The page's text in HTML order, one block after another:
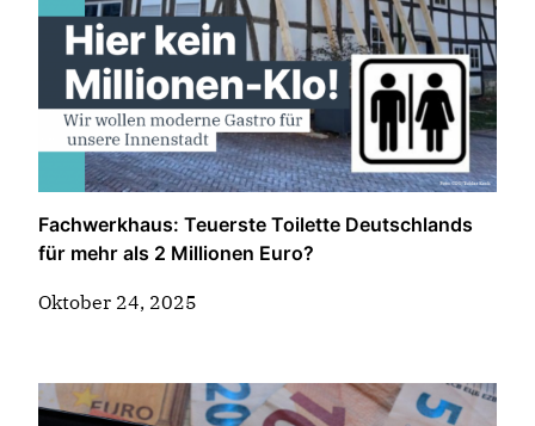
Fachwerkhaus: Teuerste Toilette Deutschlands
für mehr als 2 Millionen Euro?
Oktober 24, 2025